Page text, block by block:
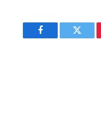
Facebook